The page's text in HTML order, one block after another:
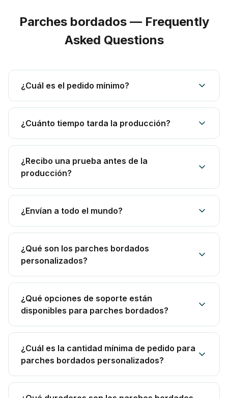
Parches bordados — Frequently
Asked Questions
¿Cuál es el pedido mínimo?
¿Cuánto tiempo tarda la producción?
¿Recibo una prueba antes de la
producción?
¿Envían a todo el mundo?
¿Qué son los parches bordados
personalizados?
¿Qué opciones de soporte están
disponibles para parches bordados?
¿Cuál es la cantidad mínima de pedido para
parches bordados personalizados?